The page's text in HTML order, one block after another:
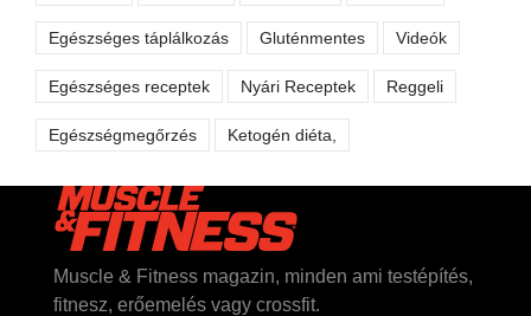
Egészséges táplálkozás Gluténmentes Videók
Egészséges receptek Nyári Receptek Reggeli
Egészségmegőrzés Ketogén diéta,
Muscle & Fitness magazin, minden ami testépítés,
fitnesz, erőemelés vagy crossfit.